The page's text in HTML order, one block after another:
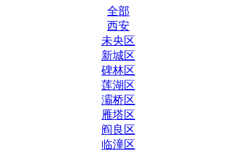
全部
西安
未央区
新城区
碑林区
莲湖区
灞桥区
雁塔区
阎良区
临潼区